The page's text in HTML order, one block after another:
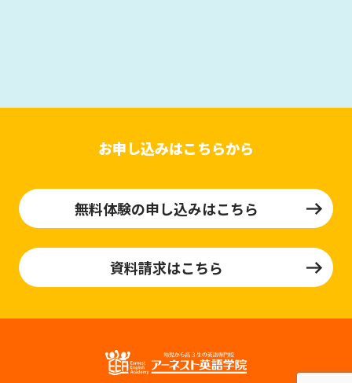
お申し込みはこちらから
無料体験の申し込みはこちら
資料請求はこちら